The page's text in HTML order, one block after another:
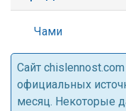
Чами
Cайт
официальных
месяц. Некоторые